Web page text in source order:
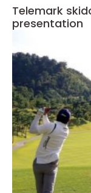
Telemark
presentation